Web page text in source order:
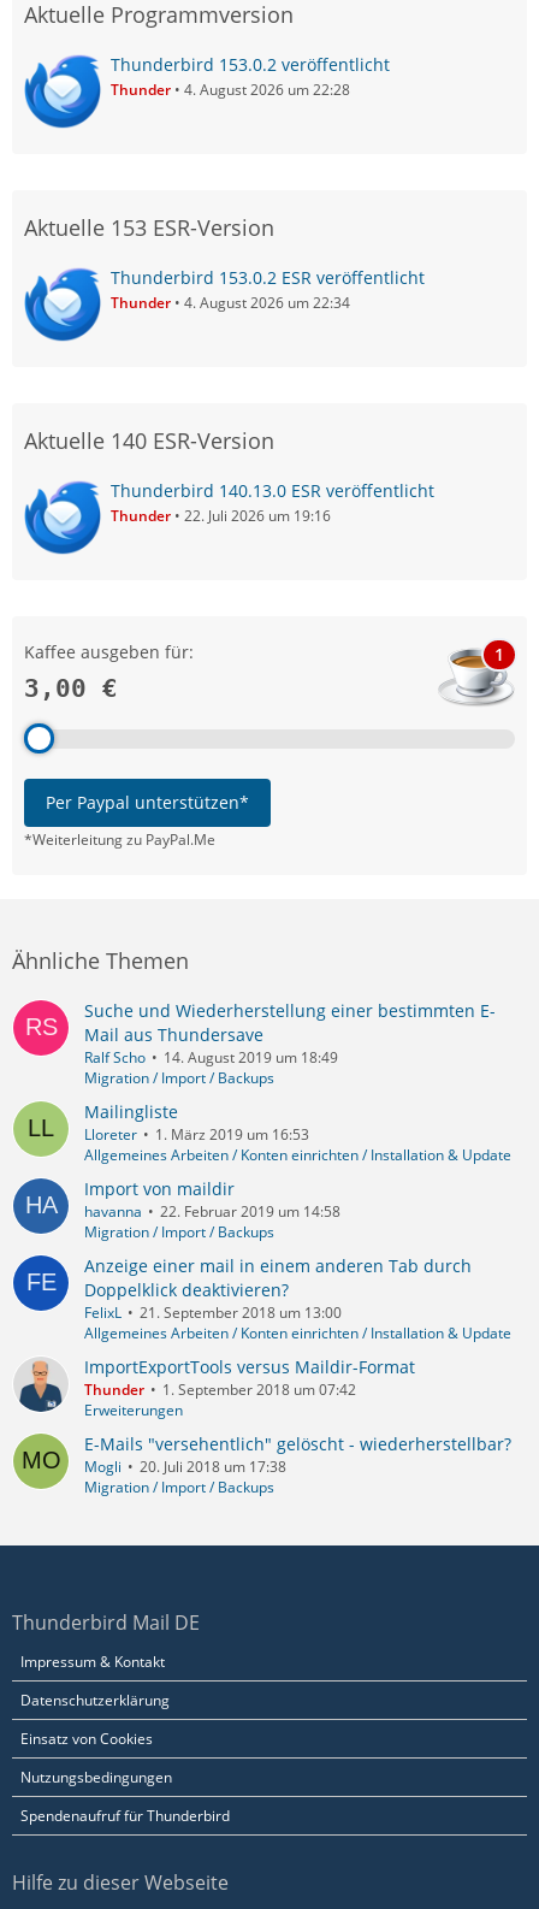
Aktuelle Programmversion
Thunderbird 153.0.2 veröffentlicht
Thunder 4. August 2026 um 22:28
Aktuelle 153 ESR-Version
Thunderbird 153.0.2 ESR veröffentlicht
Thunder 4. August 2026 um 22:34
Aktuelle 140 ESR-Version
Thunderbird 140.13.0 ESR veröffentlicht
Thunder 22. Juli 2026 um 19:16
Kaffee ausgeben für:
3,00 €
1
Per Paypal unterstützen*
*Weiterleitung zu PayPal.Me
Ähnliche Themen
Suche und Wiederherstellung einer bestimmten E-
Mail aus Thundersave
Ralf Scho
14. August 2019 um 18:49
Migration / Import / Backups
Mailingliste
Lloreter
1. März 2019 um 16:53
Allgemeines Arbeiten / Konten einrichten / Installation & Update
Import von maildir
havanna
22. Februar 2019 um 14:58
Migration / Import / Backups
Anzeige einer mail in einem anderen Tab durch
Doppelklick deaktivieren?
FelixL
21. September 2018 um 13:00
Allgemeines Arbeiten / Konten einrichten / Installation & Update
ImportExportTools versus Maildir-Format
Thunder
1. September 2018 um 07:42
Erweiterungen
E-Mails "versehentlich" gelöscht - wiederherstellbar?
Mogli
20. Juli 2018 um 17:38
Migration / Import / Backups
Thunderbird Mail DE
Impressum & Kontakt
Datenschutzerklärung
Einsatz von Cookies
Nutzungsbedingungen
Spendenaufruf für Thunderbird
Hilfe zu dieser Webseite